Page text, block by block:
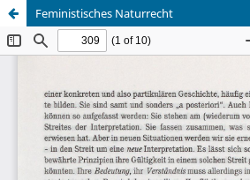
Feministisches Naturrecht